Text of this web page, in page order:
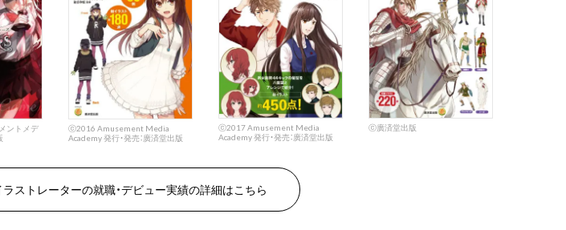
ントメデ
ⓒ2016 Amusement Media
Academy 発行・発売：廣済堂出版
ⓒ2017 Amusement Media
Academy 発行・発売：廣済堂出版
ⓒ廣済堂出版
ラストレーターの就職・デビュー実績の詳細はこちら